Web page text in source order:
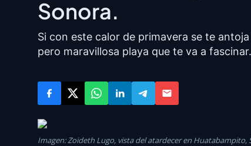
Sonora.
Si con este calor de primavera se te
pero maravillosa playa que te va a fascinar.
Imagen: Zoideth Lugo, vista del atardecer en Huatabampito,